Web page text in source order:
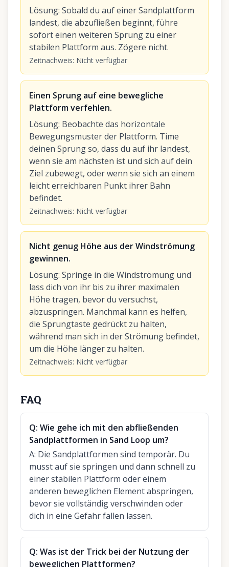
Lösung: Sobald du auf einer Sandplattform
landest, die abzufließen beginnt, führe
sofort einen weiteren Sprung zu einer
stabilen Plattform aus. Zögere nicht.
Zeitnachweis: Nicht verfügbar
Einen Sprung auf eine bewegliche
Plattform verfehlen.
Lösung: Beobachte das horizontale
Bewegungsmuster der Plattform. Time
deinen Sprung so, dass du auf ihr landest,
wenn sie am nächsten ist und sich auf dein
Ziel zubewegt, oder wenn sie sich an einem
leicht erreichbaren Punkt ihrer Bahn
befindet.
Zeitnachweis: Nicht verfügbar
Nicht genug Höhe aus der Windströmung
gewinnen.
Lösung: Springe in die Windströmung und
lass dich von ihr bis zu ihrer maximalen
Höhe tragen, bevor du versuchst,
abzuspringen. Manchmal kann es helfen,
die Sprungtaste gedrückt zu halten,
während man sich in der Strömung befindet,
um die Höhe länger zu halten.
Zeitnachweis: Nicht verfügbar
FAQ
Q: Wie gehe ich mit den abfließenden
Sandplattformen in Sand Loop um?
A: Die Sandplattformen sind temporär. Du
musst auf sie springen und dann schnell zu
einer stabilen Plattform oder einem
anderen beweglichen Element abspringen,
bevor sie vollständig verschwinden oder
dich in eine Gefahr fallen lassen.
Q: Was ist der Trick bei der Nutzung der
beweglichen Plattformen?